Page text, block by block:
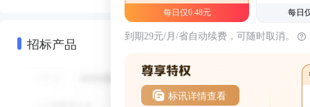
招标产品
每日仅0.48元 每日
到期29元/月/省自动续费，可随时取消。
标讯详情查看